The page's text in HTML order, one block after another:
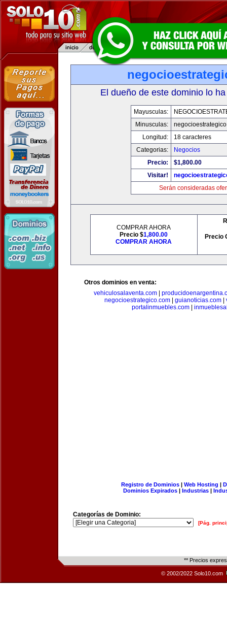
El dueño de este dominio lo
Mayusculas:
Minusculas:
Longitud:
18 caracteres
Categorias:
Negocios
Precio:
$1,800.00
Visitar!
Serán consideradas
COMPRAR AHORA
Precio $1,800.00
COMPRAR AHORA
Precio
Otros dominios en venta:
vehiculosalaventa.com
negocioestrategico.com| guianoticias.com|
portalinmuebles.com|
Registro de Dominios| Web Hosting |
Dominios Expirados | Industrias |
Categorías de Dominio:
[Pág.
** Precios
© 2002/2022 Solo10.com